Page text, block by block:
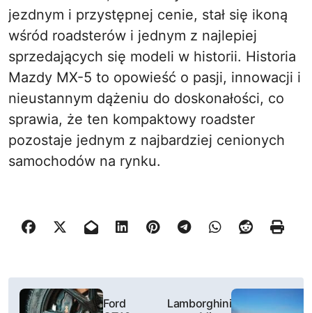
jezdnym i przystępnej cenie, stał się ikoną
wśród roadsterów i jednym z najlepiej
sprzedających się modeli w historii. Historia
Mazdy MX-5 to opowieść o pasji, innowacji i
nieustannym dążeniu do doskonałości, co
sprawia, że ten kompaktowy roadster
pozostaje jednym z najbardziej cenionych
samochodów na rynku.
N
Ford
Lamborghini